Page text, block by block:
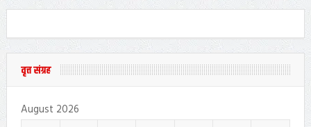
वृत्त संग्रह
August 2026